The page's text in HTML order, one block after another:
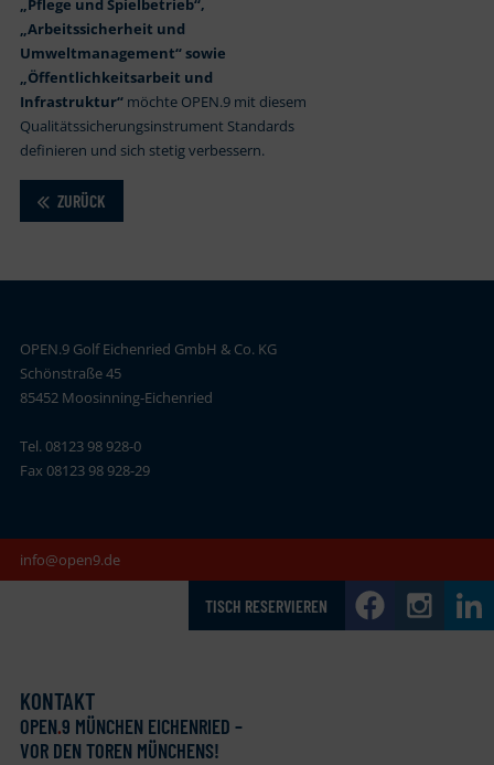
„Pflege und Spielbetrieb“,
„Arbeitssicherheit und
Umweltmanagement“ sowie
„Öffentlichkeitsarbeit und
Infrastruktur“möchte OPEN.9 mit diesem
Qualitätssicherungsinstrument Standards
definieren und sich stetig verbessern.
ZURÜCK
OPEN.9 Golf Eichenried GmbH & Co. KG
Schönstraße 45
85452 Moosinning-Eichenried
Tel. 08123 98 928-0
Fax 08123 98 928-29
info@open9.de
TISCH RESERVIEREN
KONTAKT
OPEN.9 MÜNCHEN EICHENRIED –
VOR DEN TOREN MÜNCHENS!